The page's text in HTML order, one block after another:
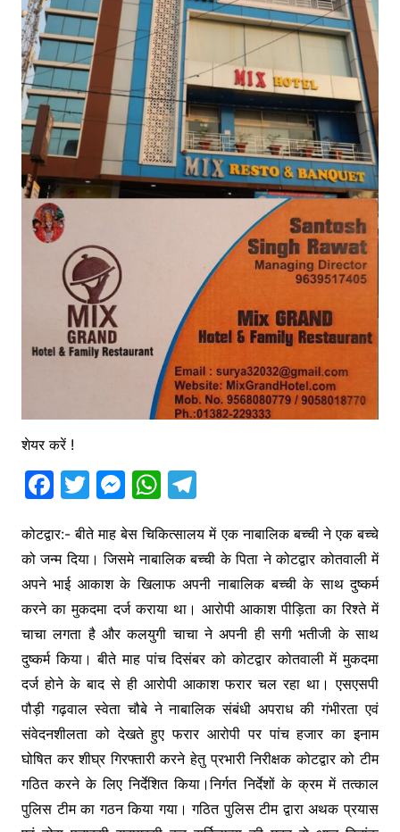
शेयर करें !
F
c
e
b
o
o
k
T
itt
er
M
s
s
e
n
g
er
W
at
s
A
p
p
T
e
gr
a
m
कोटद्वार:- बीते माह बेस चिकित्सालय में एक नाबालिक बच्ची ने एक बच्चे
को जन्म दिया। जिसमे नाबालिक बच्ची के पिता ने कोटद्वार कोतवाली में
अपने भाई आकाश के खिलाफ अपनी नाबालिक बच्ची के साथ दुष्कर्म
करने का मुकदमा दर्ज कराया था। आरोपी आकाश पीड़िता का रिश्ते में
चाचा लगता है और कलयुगी चाचा ने अपनी ही सगी भतीजी के साथ
दुष्कर्म किया। बीते माह पांच दिसंबर को कोटद्वार कोतवाली में मुकदमा
दर्ज होने के बाद से ही आरोपी आकाश फरार चल रहा था। एसएसपी
पौड़ी गढ़वाल स्वेता चौबे ने नाबालिक संबंधी अपराध की गंभीरता एवं
संवेदनशीलता को देखते हुए फरार आरोपी पर पांच हजार का इनाम
घोषित कर शीघ्र गिरफ्तारी करने हेतु प्रभारी निरीक्षक कोटद्वार को टीम
गठित करने के लिए निर्देशित किया।निर्गत निर्देशों के क्रम में तत्काल
पुलिस टीम का गठन किया गया। गठित पुलिस टीम द्वारा अथक प्रयास